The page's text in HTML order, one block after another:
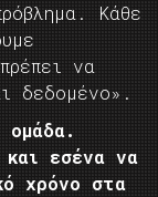
Κάθε
να
δεδομένο».
ομάδα.
και εσένα να
χρόνο στα